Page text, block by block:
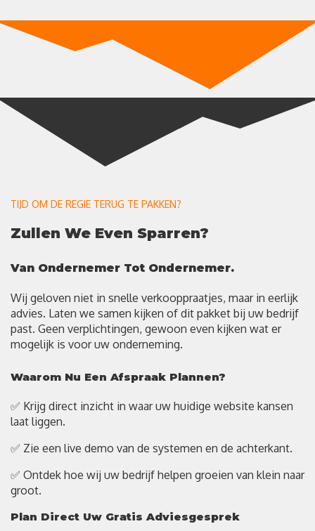
TIJD OM DE REGIE TERUG TE PAKKEN?
Zullen We Even Sparren?
Van Ondernemer Tot Ondernemer.
Wij geloven niet in snelle verkooppraatjes, maar in eerlijk
advies. Laten we samen kijken of dit pakket bij uw bedrijf
past. Geen verplichtingen, gewoon even kijken wat er
mogelijk is voor uw onderneming.
Waarom Nu Een Afspraak Plannen?
✅ Krijg direct inzicht in waar uw huidige website kansen
laat liggen.
✅ Zie een live demo van de systemen en de achterkant.
✅ Ontdek hoe wij uw bedrijf helpen groeien van klein naar
groot.
Plan Direct Uw Gratis Adviesgesprek